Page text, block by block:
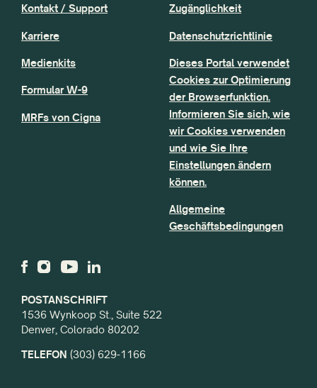
POSTANSCHRIFT
1536 Wynkoop St., Suite 522
Denver, Colorado 80202
TELEFON (303) 629-1166
Kontakt / Support
Karriere
Medienkits
Formular W-9
MRFs von Cigna
Zugänglichkeit
Datenschutzrichtlinie
Dieses Portal verwendet
Cookies zur Optimierung
der Browserfunktion.
Informieren Sie sich, wie
wir Cookies verwenden
und wie Sie Ihre
Einstellungen ändern
können.
Allgemeine
Geschäftsbedingungen